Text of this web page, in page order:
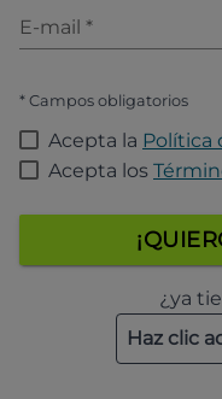
E-mail *
* Campos obligatorios
Acepta la Política
Acepta los
¿ya
Haz clic